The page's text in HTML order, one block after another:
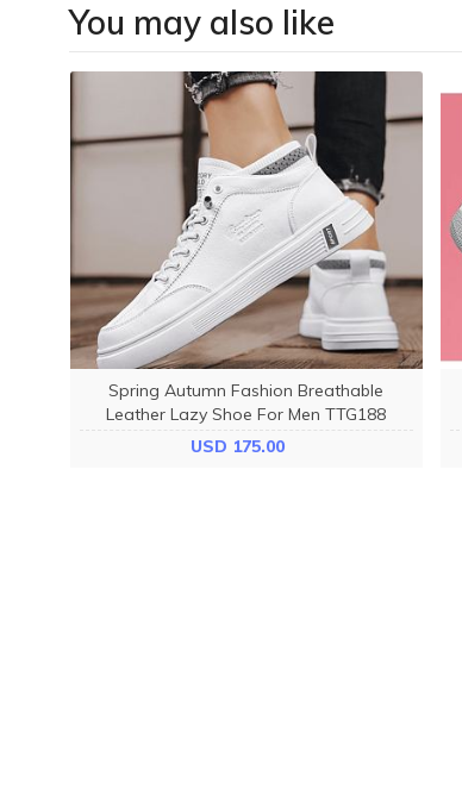
You may also like
Spring Autumn Fashion Breathable
Leather Lazy Shoe For Men TTG188
USD 175.00